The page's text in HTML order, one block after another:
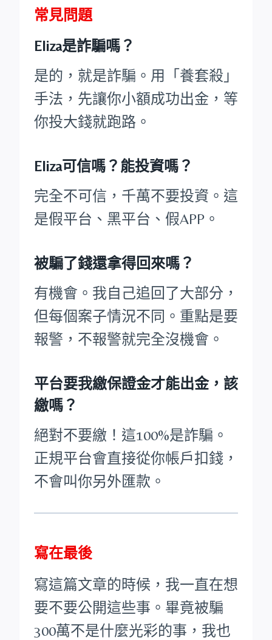
常見問題
Eliza是詐騙嗎？
是的，就是詐騙。用「養套殺」
手法，先讓你小額成功出金，等
你投大錢就跑路。
Eliza可信嗎？能投資嗎？
完全不可信，千萬不要投資。這
是假平台、黑平台、假APP。
被騙了錢還拿得回來嗎？
有機會。我自己追回了大部分，
但每個案子情況不同。重點是要
報警，不報警就完全沒機會。
平台要我繳保證金才能出金，該
繳嗎？
絕對不要繳！這100%是詐騙。
正規平台會直接從你帳戶扣錢，
不會叫你另外匯款。
寫在最後
寫這篇文章的時候，我一直在想
要不要公開這些事。畢竟被騙
300萬不是什麼光彩的事，我也